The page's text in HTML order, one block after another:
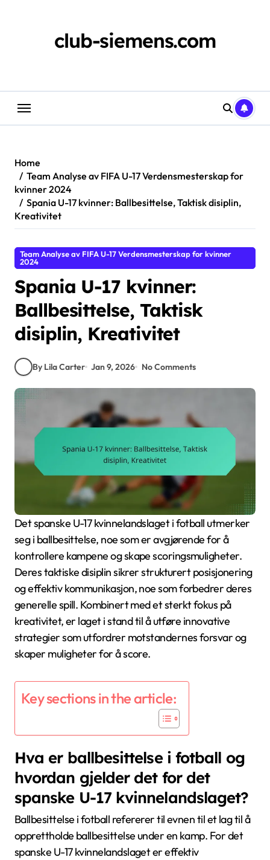
club-siemens.com
Home
Team Analyse av FIFA U-17 Verdensmesterskap for
kvinner 2024
Spania U-17 kvinner: Ballbesittelse, Taktisk disiplin,
Kreativitet
Team Analyse av FIFA U-17 Verdensmesterskap for kvinner
2024
Spania U-17 kvinner:
Ballbesittelse, Taktisk
disiplin, Kreativitet
By Lila Carter Jan 9, 2026 No Comments
Det spanske U-17 kvinnelandslaget i fotball utmerker
seg i ballbesittelse, noe som er avgjørende for å
kontrollere kampene og skape scoringsmuligheter.
Deres taktiske disiplin sikrer strukturert posisjonering
og effektiv kommunikasjon, noe som forbedrer deres
generelle spill. Kombinert med et sterkt fokus på
kreativitet, er laget i stand til å utføre innovative
strategier som utfordrer motstandernes forsvar og
skaper muligheter for å score.
Key sections in the article:
Hva er ballbesittelse i fotball og
hvordan gjelder det for det
spanske U-17 kvinnelandslaget?
Ballbesittelse i fotball refererer til evnen til et lag til å
opprettholde ballbesittelse under en kamp. For det
spanske U-17 kvinnelandslaget er effektiv